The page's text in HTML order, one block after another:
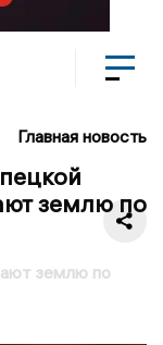
Главная новость
землю по
землю по